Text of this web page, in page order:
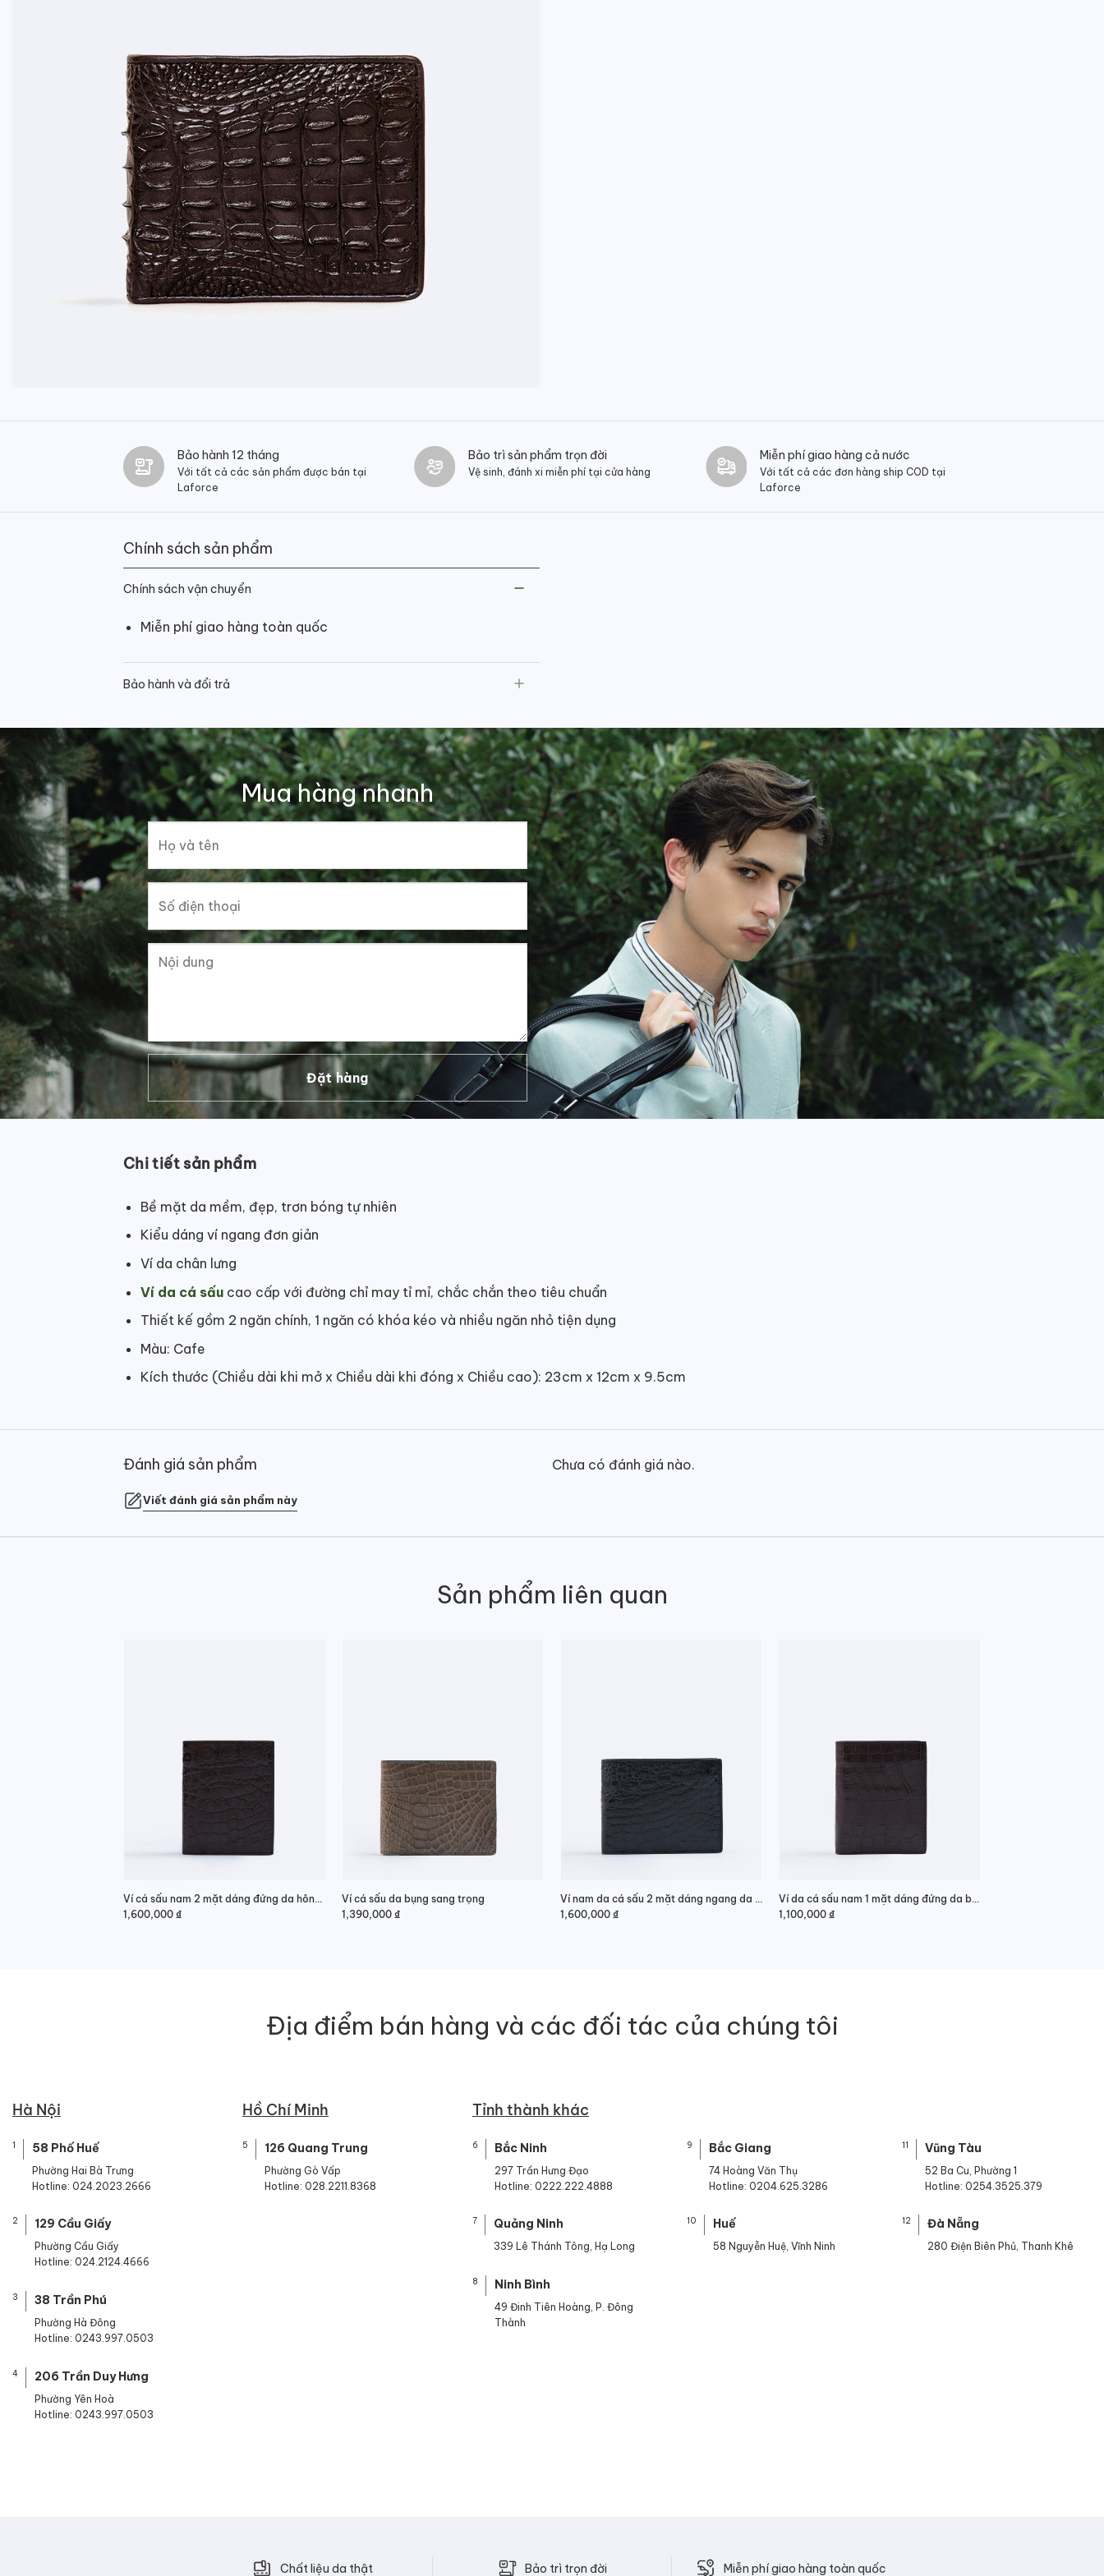
Bảo hành 12 tháng
Với tất cả các sản phẩm được bán tại
Laforce
Bảo trì sản phẩm trọn đời
Vệ sinh, đánh xi miễn phí tại cửa hàng
Miễn phí giao hàng cả nước
Với tất cả các đơn hàng ship COD tại
Laforce
Chính sách sản phẩm
Chính sách vận chuyển
Miễn phí giao hàng toàn quốc
Bảo hành và đổi trả
Mua hàng nhanh
Chi tiết sản phẩm
Bề mặt da mềm, đẹp, trơn bóng tự nhiên
Kiểu dáng ví ngang đơn giản
Ví da chân lưng
Ví da cá sấucao cấp với đường chỉ may tỉ mỉ, chắc chắn theo tiêu chuẩn
Thiết kế gồm 2 ngăn chính, 1 ngăn có khóa kéo và nhiều ngăn nhỏ tiện dụng
Màu: Cafe
Kích thước (Chiều dài khi mở x Chiều dài khi đóng x Chiều cao): 23cm x 12cm x 9.5cm
Đánh giá sản phẩm
Viết đánh giá sản phẩm này
Chưa có đánh giá nào.
Sản phẩm liên quan
Ví cá sấu nam 2 mặt dáng đứng da hông phong cách
1,600,000 ₫
Ví cá sấu da bụng sang trọng
1,390,000 ₫
Ví nam da cá sấu 2 mặt dáng ngang da hông thanh lịch
1,600,000 ₫
Ví da cá sấu nam 1 mặt dáng đứng da bụng thời trang
1,100,000 ₫
Địa điểm bán hàng và các đối tác của chúng tôi
Hà Nội
1 58 Phố Huế
Phường Hai Bà Trưng
Hotline: 024.2023.2666
2 129 Cầu Giấy
Phường Cầu Giấy
Hotline: 024.2124.4666
3 38 Trần Phú
Phường Hà Đông
Hotline: 0243.997.0503
4 206 Trần Duy Hưng
Phường Yên Hoà
Hotline: 0243.997.0503
Hồ Chí Minh
5 126 Quang Trung
Phường Gò Vấp
Hotline: 028.2211.8368
Tỉnh thành khác
6 Bắc Ninh
297 Trần Hưng Đạo
Hotline: 0222.222.4888
7 Quảng Ninh
339 Lê Thánh Tông, Hạ Long
8 Ninh Bình
49 Đinh Tiên Hoàng, P. Đông
Thành
9 Bắc Giang
74 Hoàng Văn Thụ
Hotline: 0204.625.3286
10 Huế
58 Nguyễn Huệ, Vĩnh Ninh
11 Vũng Tàu
52 Ba Cu, Phường 1
Hotline: 0254.3525.379
12 Đà Nẵng
280 Điện Biên Phủ, Thanh Khê
Chất liệu da thật Bảo trì trọn đời Miễn phí giao hàng toàn quốc